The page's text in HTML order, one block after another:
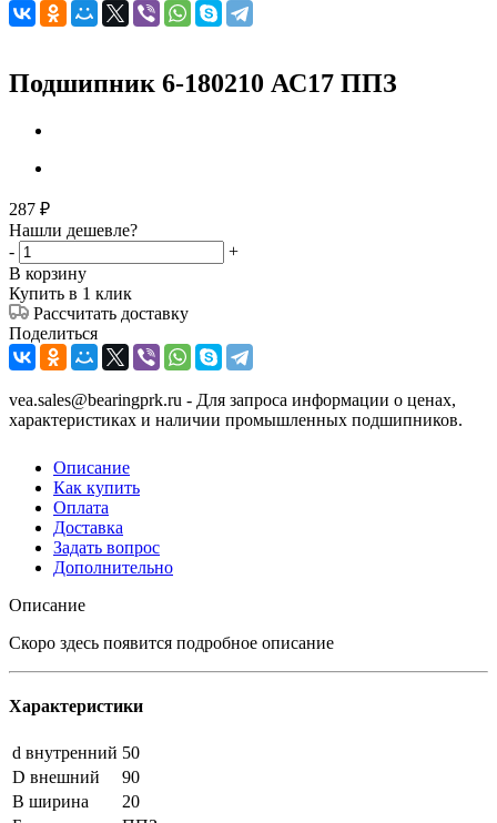
Подшипник 6-180210 АС17 ППЗ
287 ₽
Нашли дешевле?
-
+
В корзину
Купить в 1 клик
Рассчитать доставку
Поделиться
vea.sales@bearingprk.ru - Для запроса информации о ценах,
характеристиках и наличии промышленных подшипников.
Описание
Как купить
Оплата
Доставка
Задать вопрос
Дополнительно
Описание
Скоро здесь появится подробное описание
Характеристики
d внутренний 50
D внешний
90
B ширина
20